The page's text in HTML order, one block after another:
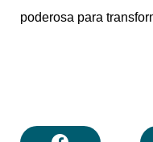
poderosa para